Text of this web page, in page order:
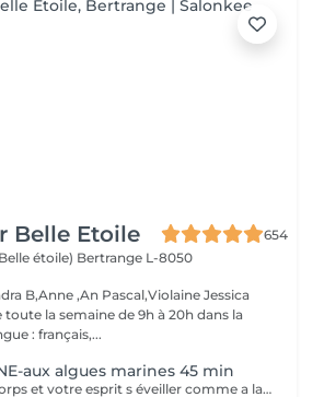
Belle Etoile
654
étoile) Bertrange L-8050
B,Anne ,An Pascal,Violaine Jessica
toute la semaine de 9h à 20h dans la
humeur ! Langue : français,...
aux algues marines 45 min
Vous sentez votre corps et votre esprit s éveiller comme a la suite d un bain dans l OCEAN. Vous vous tonicité et leur confort. sentez légère et revitalisée. Vos jambes retrouvent leur tonicité et leur confort